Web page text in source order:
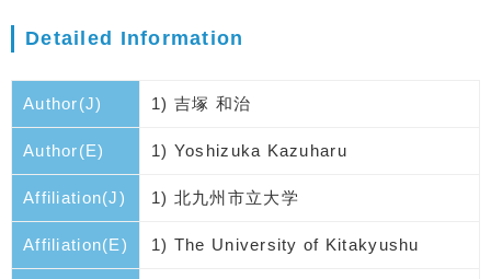
Detailed Information
Author(J) 1) 吉塚 和治
Author(E) 1) Yoshizuka Kazuharu
Affiliation(J) 1) 北九州市立大学
Affiliation(E) 1) The University of Kitakyushu